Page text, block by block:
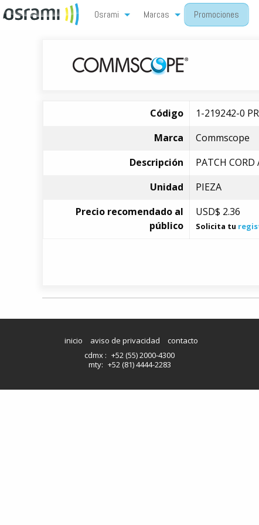
Osrami Marcas Promociones
Código
1-219242-0
Marca
Commscope
Descripción
PATCH
Unidad
PIEZA
Precio recomendado al
público
USD$ 2.36
Solicita tu
inicio aviso de privacidad
contacto
cdmx : +52 (55) 2000-4300
mty: +52 (81) 4444-2283